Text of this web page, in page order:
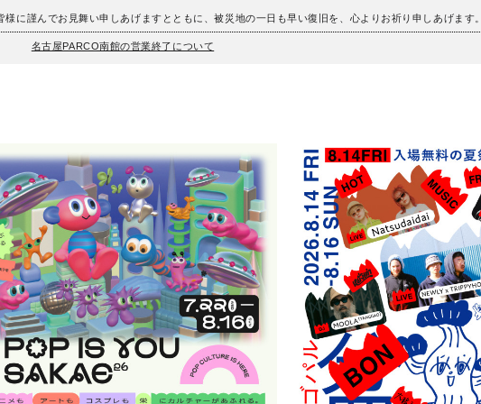
に謹んでお見舞い申しあげますとともに、被災地の一日も早い復旧を、心よりお祈り申しあげます。
名古屋PARCO南館の営業終了について